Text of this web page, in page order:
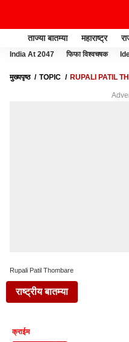
ताज्या बातम्या महाराष्ट्र
India At 2047 फिफा विश्वचषक
मुख्यपृष्ठ TOPIC RUPALI PATIL
Rupali Patil Thombare
राष्ट्रीय बातम्या
क्राईम